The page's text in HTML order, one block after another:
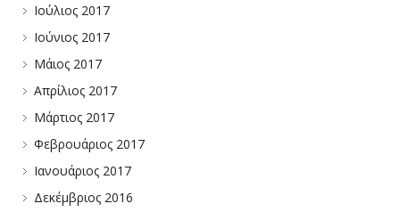
Ιούλιος 2017
Ιούνιος 2017
Μάιος 2017
Απρίλιος 2017
Μάρτιος 2017
Φεβρουάριος 2017
Ιανουάριος 2017
Δεκέμβριος 2016